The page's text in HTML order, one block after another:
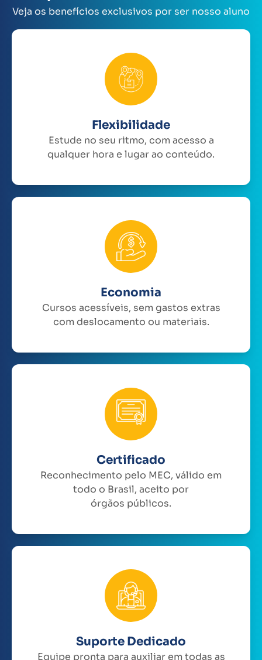
Veja os benefícios exclusivos por ser nosso aluno
Flexibilidade
Estude no seu ritmo, com acesso a
qualquer hora e lugar ao conteúdo.
Economia
Cursos acessíveis, sem gastos extras
com deslocamento ou materiais.
Certificado
Reconhecimento pelo MEC, válido em
todo o Brasil, aceito por
órgãos públicos.
Suporte Dedicado
Equipe pronta para auxiliar em todas as